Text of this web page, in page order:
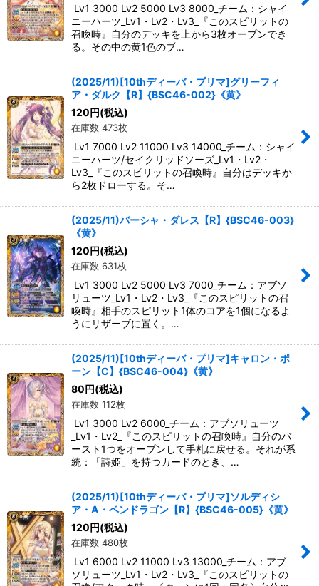
Lv1 3000 Lv2 5000 Lv3 8000_チーム：シャイ
ニーハーツ_Lv1・Lv2・Lv3_『このスピリットの
召喚時』自分のデッキを上から3枚オープンでき
る。その中の黄1色のブ…
(2025/11)[10thディーバ・プリマ]グリーフィ
ア・ダルク【R】{BSC46-002}《黄》
120円(税込)
在庫数 473枚
Lv1 7000 Lv2 11000 Lv3 14000_チーム：シャイ
ニーハーツ/セイクリッドソーズ_Lv1・Lv2・
Lv3_『このスピリットの召喚時』自分はデッキか
ら2枚ドローする。そ…
(2025/11)バーシャ・ダレス【R】{BSC46-003}
《黄》
120円(税込)
在庫数 631枚
Lv1 3000 Lv2 5000 Lv3 7000_チーム：アブソ
リューツ_Lv1・Lv2・Lv3_『このスピリットの召
喚時』相手のスピリット1体のコアを1個になるよ
うにリザーブに置く。…
(2025/11)[10thディーバ・プリマ]キャロン・ポ
ーン【C】{BSC46-004}《黄》
80円(税込)
在庫数 112枚
Lv1 3000 Lv2 6000_チーム：アブソリューツ
_Lv1・Lv2_『このスピリットの召喚時』自分のバ
ースト1つをオープンして手札に戻せる。それが系
統：「詩姫」を持つカードのとき、…
(2025/11)[10thディーバ・プリマ]ソルディシ
ア・A・ペンドラゴン【R】{BSC46-005}《黄》
120円(税込)
在庫数 480枚
Lv1 6000 Lv2 11000 Lv3 13000_チーム：アブ
ソリューツ_Lv1・Lv2・Lv3_『このスピリットの